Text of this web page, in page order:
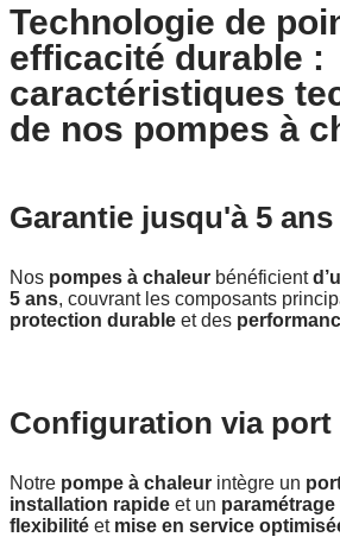
Technologie de
efficacité durable :
caractéristiques
de nos pompes à
Garantie jusqu'à 5 ans
Nos pompes à chaleur bénéficient
5 ans, couvrant les composants
protection durable et des
Configuration via port
Notre pompe à chaleur intègre un
installation rapide et un paramétrage
flexibilité et mise en service